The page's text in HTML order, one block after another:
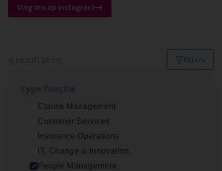
Volg ons op instagram
Filters
Claims Management
Customer Services
Insurance Operations
IT, Change & Innovation
People Management
Busi­ness Mana­ger Mari­ne Cargo
People Management, Sales Management
Antwerpen